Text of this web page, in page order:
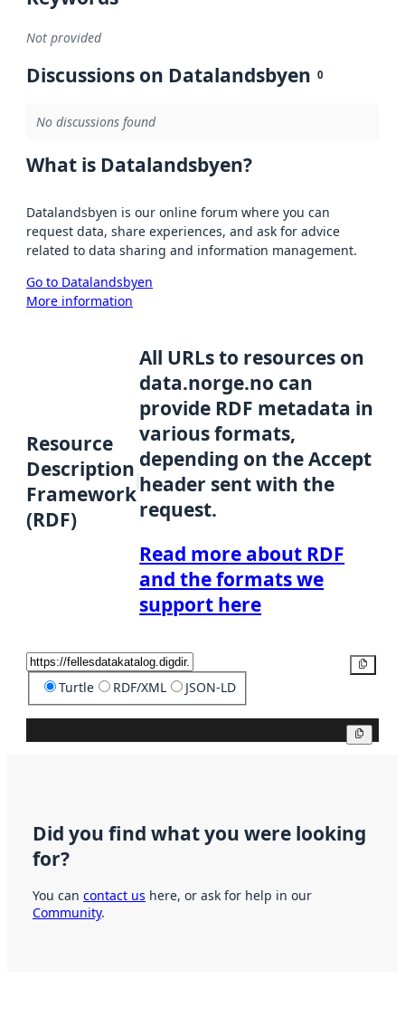
Not provided
Discussions on Datalandsbyen 0
No discussions found
What is Datalandsbyen?
Datalandsbyen is our online forum where you can
request data, share experiences, and ask for advice
related to data sharing and information management.
Go to Datalandsbyen
More information
Resource
Description
Framework
(RDF)
All URLs to resources on
data.norge.no can
provide RDF metadata in
various formats,
depending on the Accept
header sent with the
request.
Read more about RDF
and the formats we
support here
Turtle RDF/XML JSON-LD
Did you find what you were looking
for?
You can contact us here, or ask for help in our
Community.